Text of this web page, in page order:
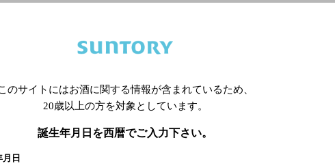
しくはお店にお問い合わせください。
でご利用ください。
のサイトにはお酒に関する情報が含まれているため、
20歳以上の方を対象としています。
誕生年月日を西暦でご入力下さい。
月日